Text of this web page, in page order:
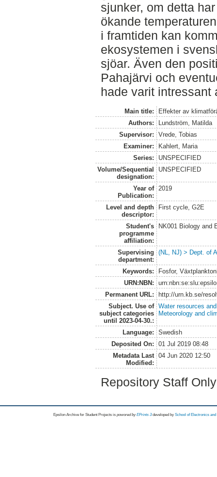
sjunker, om detta
ökande
i framtiden kan
ekosystemen i
sjöar. Även den
Pahajärvi och
hade varit intressant
Main title:
Effekter av
Authors:
Lundström, Matilda
Supervisor:
Vrede, Tobias
Examiner:
Kahlert, Maria
Series:
UNSPECIFIED
Volume/Sequential
designation:
UNSPECIFIED
Year of
Publication:
2019
Level and depth
descriptor:
First cycle, G2E
Student's
programme
affiliation:
NK001 Biology and
Supervising
department:
(NL, NJ) > Dept. of
Keywords:
Fosfor,
URN:NBN:
Permanent URL:
http://urn.kb.se/
Subject. Use of
subject categories
until 2023-04-30.:
Water resources
Meteorology and
Language:
Swedish
Deposited On:
01 Jul 2019 08:48
Metadata Last
Modified:
04 Jun 2020 12:50
Repository Staff
Epsilon Archive for Student Projects is powored byEPrints 3 developed by School of Electronics